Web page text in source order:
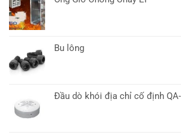
Bu lông
Đầu dò khói địa chỉ cố định